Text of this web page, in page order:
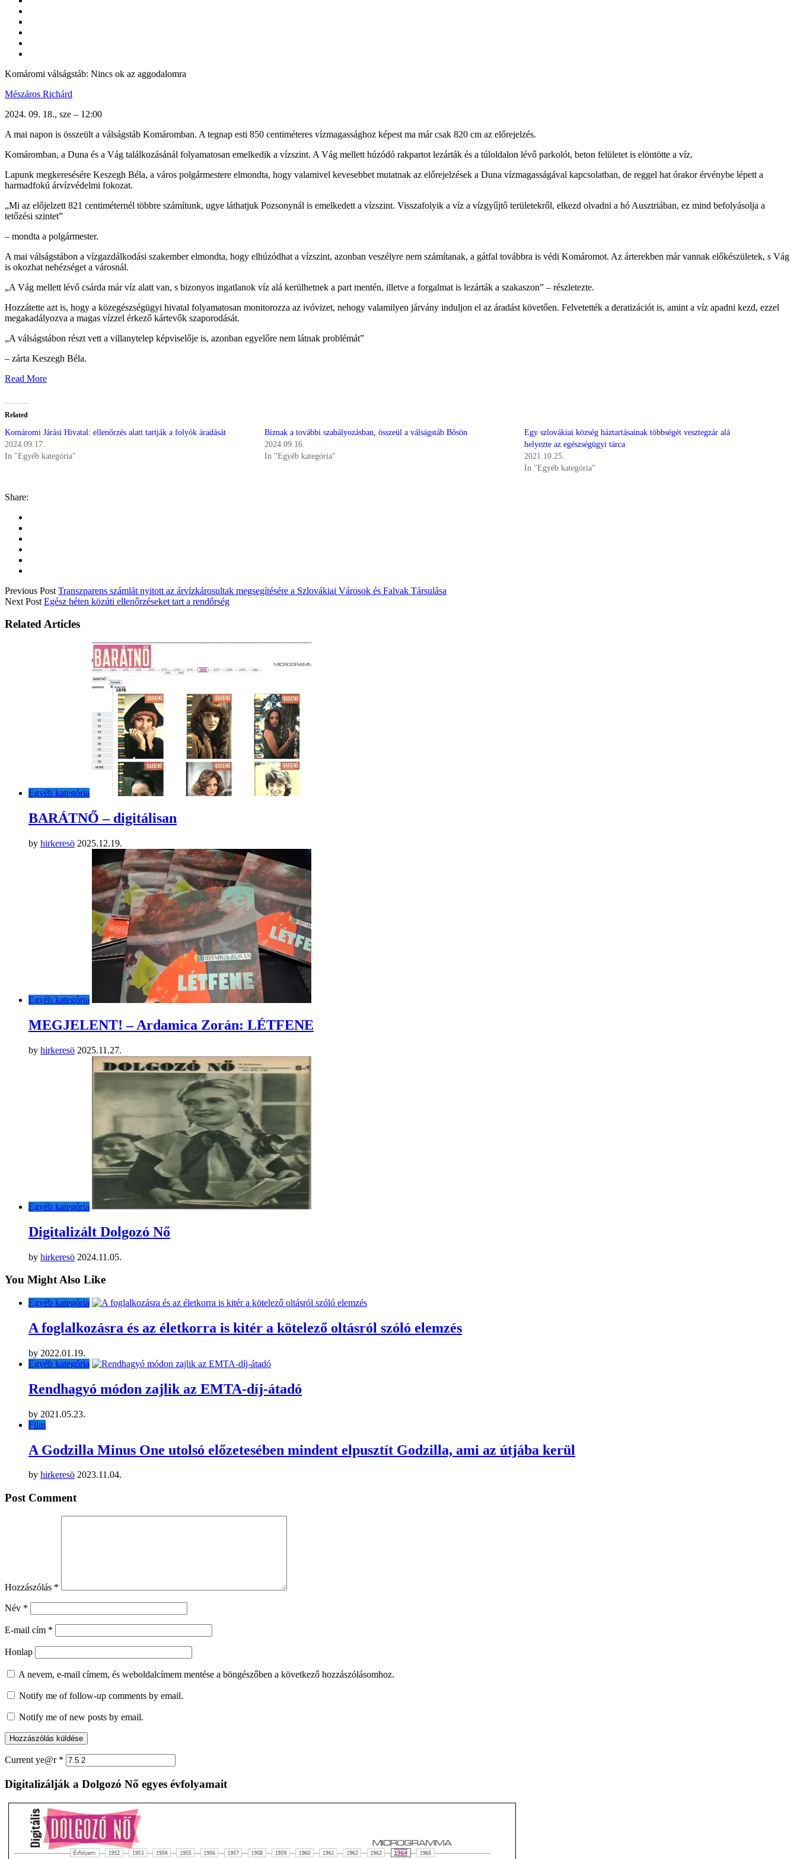
Komáromi válságstáb: Nincs ok az aggodalomra
Mészáros Richárd
2024. 09. 18., sze – 12:00
A mai napon is összeült a válságstáb Komáromban. A tegnap esti 850 centiméteres vízmagassághoz képest ma már csak 820 cm az előrejelzés.
Komáromban, a Duna és a Vág találkozásánál folyamatosan emelkedik a vízszint. A Vág mellett húzódó rakpartot lezárták és a túloldalon lévő parkolót, beton felületet is elöntötte a víz.
Lapunk megkeresésére Keszegh Béla, a város polgármestere elmondta, hogy valamivel kevesebbet mutatnak az előrejelzések a Duna vízmagasságával kapcsolatban, de reggel hat órakor érvénybe lépett a
harmadfokú árvízvédelmi fokozat.
„Mi az előjelzett 821 centiméternél többre számítunk, ugye láthatjuk Pozsonynál is emelkedett a vízszint. Visszafolyik a víz a vízgyűjtő területekről, elkezd olvadni a hó Ausztriában, ez mind befolyásolja a
tetőzési szintet”
– mondta a polgármester.
A mai válságstábon a vízgazdálkodási szakember elmondta, hogy elhúzódhat a vízszint, azonban veszélyre nem számítanak, a gátfal továbbra is védi Komáromot. Az árterekben már vannak előkészületek, s Vág
is okozhat nehézséget a városnál.
„A Vág mellett lévő csárda már víz alatt van, s bizonyos ingatlanok víz alá kerülhetnek a part mentén, illetve a forgalmat is lezárták a szakaszon” – részletezte.
Hozzátette azt is, hogy a közegészségügyi hivatal folyamatosan monitorozza az ivóvizet, nehogy valamilyen járvány induljon el az áradást követően. Felvetették a deratizációt is, amint a víz apadni kezd, ezzel
megakadályozva a magas vízzel érkező kártevők szaporodását.
„A válságstábon részt vett a villanytelep képviselője is, azonban egyelőre nem látnak problémát”
– zárta Keszegh Béla.
Read More
Related
Komáromi Járási Hivatal: ellenőrzés alatt tartják a folyók áradását
2024.09.17.
In "Egyéb kategória"
Bíznak a további szabályozásban, összeül a válságstáb Bősön
2024.09.16.
In "Egyéb kategória"
Egy szlovákiai község háztartásainak többségét vesztegzár alá
helyezte az egészségügyi tárca
2021.10.25.
In "Egyéb kategória"
Share:
Previous Post Transzparens számlát nyitott az árvízkárosultak megsegítésére a Szlovákiai Városok és Falvak Társulása
Next Post Egész héten közúti ellenőrzéseket tart a rendőrség
Related Articles
Egyéb kategória
BARÁTNŐ – digitálisan
by hirkeresö 2025.12.19.
Egyéb kategória
MEGJELENT! – Ardamica Zorán: LÉTFENE
by hirkeresö 2025.11.27.
Egyéb kategória
Digitalizált Dolgozó Nő
by hirkeresö 2024.11.05.
You Might Also Like
Egyéb kategória
A foglalkozásra és az életkorra is kitér a kötelező oltásról szóló elemzés
by 2022.01.19.
Egyéb kategória
Rendhagyó módon zajlik az EMTA-díj-átadó
by 2021.05.23.
Film
A Godzilla Minus One utolsó előzetesében mindent elpusztít Godzilla, ami az útjába kerül
by hirkeresö 2023.11.04.
Post Comment
Hozzászólás *
Név *
E-mail cím *
Honlap
A nevem, e-mail címem, és weboldalcímem mentése a böngészőben a következő hozzászólásomhoz.
Notify me of follow-up comments by email.
Notify me of new posts by email.
Current ye@r *
Digitalizálják a Dolgozó Nő egyes évfolyamait